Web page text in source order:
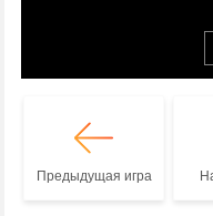
Предыдущая игра